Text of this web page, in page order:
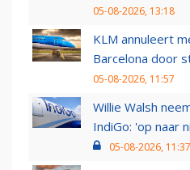
05-08-2026, 13:18
KLM annuleert
Barcelona door
05-08-2026, 11:57
Willie Walsh
IndiGo: 'op naar
05-08-2026, 11:37